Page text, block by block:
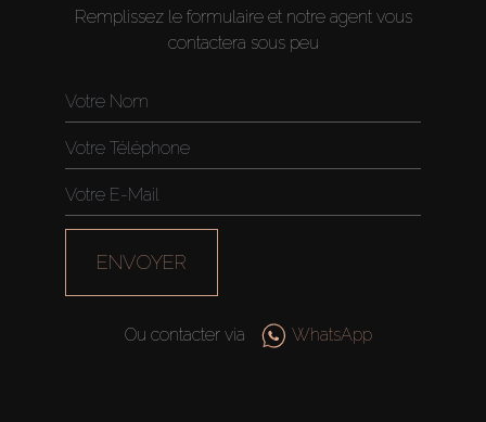
Remplissez le formulaire et notre agent vous
contactera sous peu
ENVOYER
Ou contacter via WhatsApp